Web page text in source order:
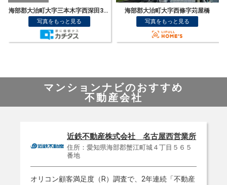
海部郡大治町大字西條字苅屋橋
写真をもっと見る 写真をもっと見る
マンションナビのおすすめ
不動産会社
近鉄不動産株式会社 名古屋西営業所
住所：愛知県海部郡蟹江町城４丁目５６５
番地
オリコン顧客満足度（R）調査で、2年連続「不動産